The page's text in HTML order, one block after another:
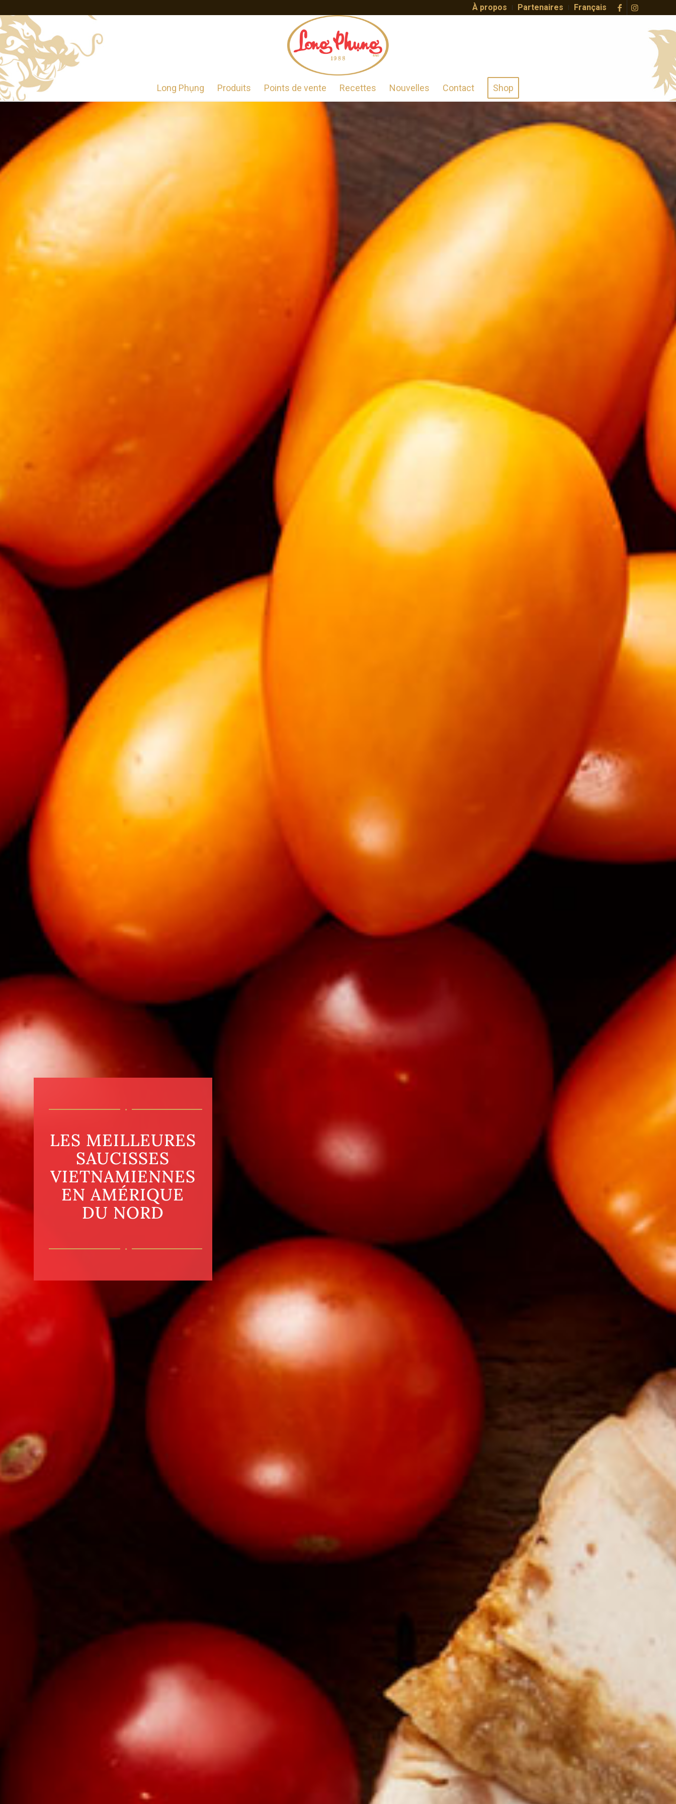
À propos Partenaires Français
Long Phụng Produits Points de vente Recettes Nouvelles Contact Shop
LES MEILLEURES
SAUCISSES
VIETNAMIENNES
EN AMÉRIQUE
DU NORD